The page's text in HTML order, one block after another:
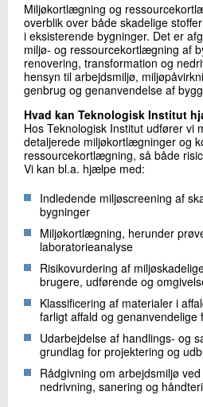
Send
04.Asbest
05.Selektiv nedrivning
06.Miljø- og
anlægsprojekter
07.Autorisation for asbest og
Miljøkortlægning og
overblik over både skadelige
i eksisterende bygninger. Det er
miljø- og ressourcekortlægning af
renovering, transformation og
hensyn til arbejdsmiljø,
genbrug og genanvendelse af
Hvad kan Teknologisk Institut
Hos Teknologisk Institut udfører vi
detaljerede miljøkortlægninger og
ressourcekortlægning, så både
Vi kan bl.a. hjælpe med:
Indledende miljøscreening af
bygninger
Miljøkortlægning, herunder
laboratorieanalyse
Risikovurdering af
brugere, udførende og
Klassificering af materialer i
farligt affald og genanvendelige
Udarbejdelse af handlings- og
grundlag for projektering og
Rådgivning om arbejdsmiljø
nedrivning, sanering og